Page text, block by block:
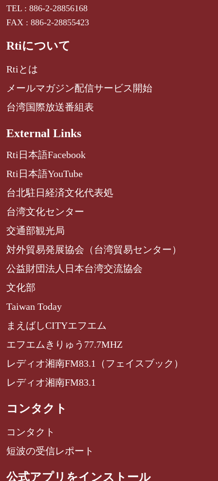
TEL : 886-2-28856168
FAX : 886-2-28855423
Rtiについて
Rtiとは
メールマガジン配信サービス開始
台湾国際放送番組表
External Links
Rti日本語Facebook
Rti日本語YouTube
台北駐日経済文化代表処
台湾文化センター
交通部観光局
対外貿易発展協会（台湾貿易センター）
公益財団法人日本台湾交流協会
文化部
Taiwan Today
まえばしCITYエフエム
エフエムきりゅう77.7MHZ
レディオ湘南FM83.1（フェイスブック）
レディオ湘南FM83.1
コンタクト
コンタクト
短波の受信レポート
公式アプリをインストール